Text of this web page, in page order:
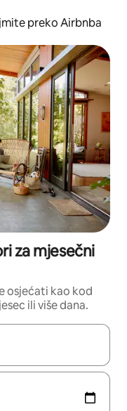
preko Airbnba
za mjesečni
osjećati kao kod
ili više dana.
ih pregledati